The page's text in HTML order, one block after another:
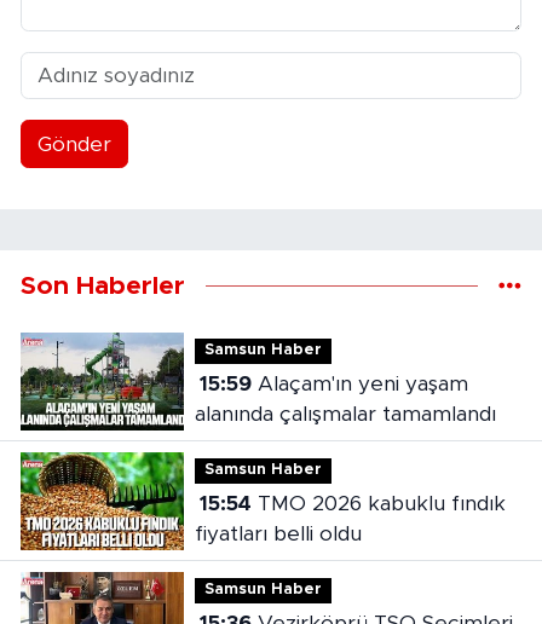
Gönder
Son Haberler
Samsun Haber
15:59Alaçam'ın yeni yaşam
alanında çalışmalar tamamlandı
Samsun Haber
15:54
fiyatları belli oldu
Samsun Haber